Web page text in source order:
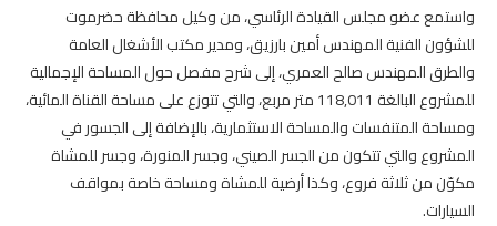
واستمع عضو مجلس القيادة الرئاسي، من وكيل محافظة حضرموت
للشؤون الفنية المهندس أمين بارزيق، ومدير مكتب الأشغال العامة
والطرق المهندس صالح العمري، إلى شرح مفصل حول المساحة الإجمالية
للمشروع البالغة 118,011 متر مربع، والتي تتوزع على مساحة القناة المائية،
ومساحة المتنفسات والمساحة الاستثمارية، بالإضافة إلى الجسور في
المشروع والتي تتكون من الجسر الصيني، وجسر المنورة، وجسر للمشاة
مكوّن من ثلاثة فروع، وكذا أرضية للمشاة ومساحة خاصة بمواقف
السيارات.